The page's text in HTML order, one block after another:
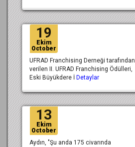
19
Ekim
October
UFRAD Franchising Derneği tarafından
verilen II. UFRAD Franchising Ödülleri,
Eski Büyükdere İ Detaylar
13
Ekim
October
Aydın, "Şu anda 175 civarında